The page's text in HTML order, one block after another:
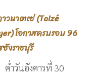
วนาเทเซ่ (Taizé
โอกาสครบรอบ 96
งราชบุรี
วันอังคารที่ 30